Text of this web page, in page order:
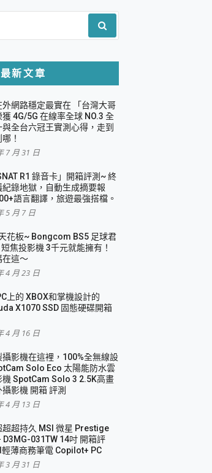
評價
影 & 煥彩流動 」的沈浸
鼠 開箱 評測
極桌面體驗
評測
電器 開箱 評測
最新文章
外網路穩定最實在 「台灣大哥
4G/5G 在線率全球 NO.3 全
與全台六冠王實測心得，走到
！
7 月 31 日
R1 錄音卡」開箱評測~ 終
紀錄地獄，自動生成摘要報
語言翻譯，旅遊最強搭檔。
5 月 7 日
花板~ Bongcom BS5 足球君
焦投影機 3千元就能擁有！
在這～
4 月 23 日
上的 XBOX和掌機設計的
X1070 SSD 固態硬碟開箱
4 月 16 日
攝影機在這裡，100%全無線設
Solo Eco 太陽能防水雲
機 SpotCam Solo 3 2.5K高畫
影機 開箱 評測
4 月 13 日
超超持久 MSI 微星 Prestige
D3MG-031TW 14吋 開箱評
薄商務筆電 Copilot+ PC
3 月 31 日